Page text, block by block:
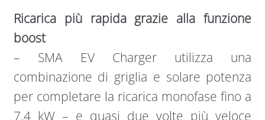
Ricarica più rapida grazie alla funzione
boost
– SMA EV Charger utilizza una
combinazione di griglia e solare potenza
per completare la ricarica monofase fino a
7,4 kW – e quasi due volte più veloce